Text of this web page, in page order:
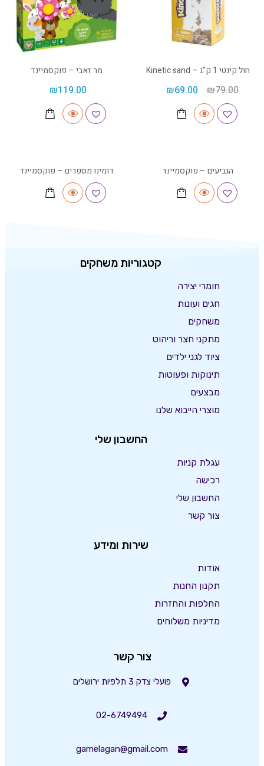
חול קינטי 1 ק"ג – Kinetic sand
₪79.00
₪69.00
מר זאבי – פוקסמיינד
₪119.00
הגביעים – פוקסמיינד דומינו מספרים – פוקסמיינד
קטגוריות משחקים
חומרי יצירה
חגים ועונות
משחקים
מתקני חצר וריהוט
ציוד לגני ילדים
תינוקות ופעוטות
מבצעים
מוצרי הייבוא שלנו
החשבון שלי
עגלת קניות
רכישה
החשבון שלי
צור קשר
שירות ומידע
אודות
תקנון החנות
החלפות והחזרות
מדיניות משלוחים
צור קשר
פועלי צדק 3 תלפיות ירושלים
02-6749494
gamelagan@gmail.com